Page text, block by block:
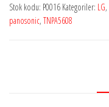
L42E5Eve
LG
Stok kodu: P0016 Kategoriler: LG,
panosonic, TNPA5608